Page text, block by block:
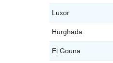
Luxor
Hurghada
El Gouna